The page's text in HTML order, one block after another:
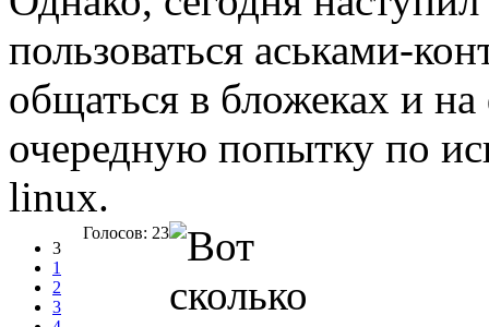
пользоваться аськами-
общаться в бложеках и
очередную попытку по
linux.
3
1
2
3
Голосов: 23